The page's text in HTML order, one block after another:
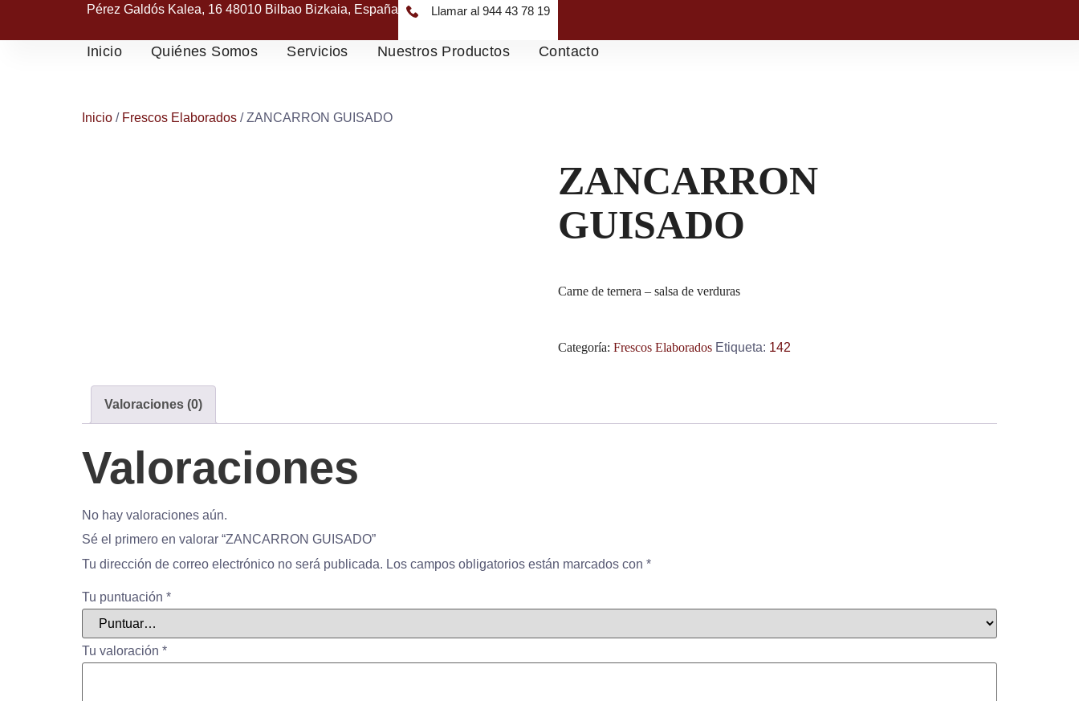
Pérez Galdós Kalea, 16 48010 Bilbao Bizkaia, España Llamar al 944 43 78 19
Inicio Quiénes Somos Servicios Nuestros Productos Contacto
Inicio / Frescos Elaborados / ZANCARRON GUISADO
ZANCARRON
GUISADO
Carne de ternera – salsa de verduras
Categoría: Frescos Elaborados Etiqueta: 142
Valoraciones (0)
Valoraciones
No hay valoraciones aún.
Sé el primero en valorar “ZANCARRON GUISADO”
Tu dirección de correo electrónico no será publicada. Los campos obligatorios están marcados con *
Tu puntuación *
Tu valoración *